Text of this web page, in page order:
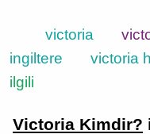
victoria
ingiltere
victoria
ilgili
Victoria Kimdir?